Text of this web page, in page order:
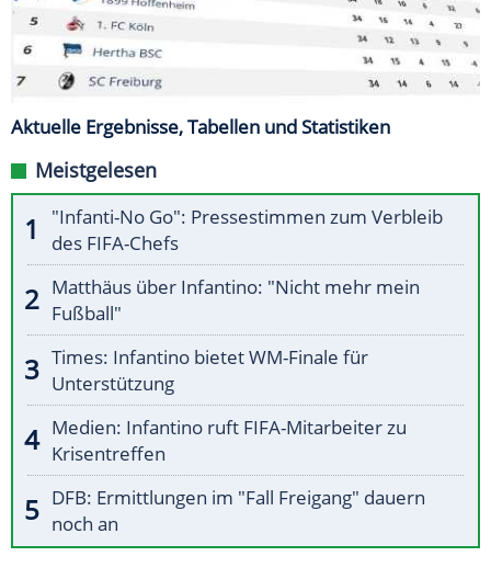
Aktuelle Ergebnisse, Tabellen und Statistiken
Meistgelesen
"Infanti-No Go": Pressestimmen zum Verbleib
des FIFA-Chefs
Matthäus über Infantino: "Nicht mehr mein
Fußball"
Times: Infantino bietet WM-Finale für
Unterstützung
Medien: Infantino ruft FIFA-Mitarbeiter zu
Krisentreffen
DFB: Ermittlungen im "Fall Freigang" dauern
noch an